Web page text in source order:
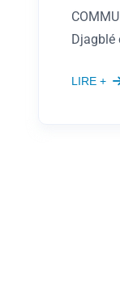
Djagblé
LIRE +